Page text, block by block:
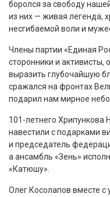
боролся за свободу
из них — живая легенда,
несгибаемой воли и
Члены партии «Единая
сторонники и
выразить глубочайшую
сражался на фронтах
подарил нам мирное небо.
101-летнего Хрипункова
навестили с подарками
и председатель
а ансамбль «Зень»
«Катюшу».
Олег Косолапов вместе с